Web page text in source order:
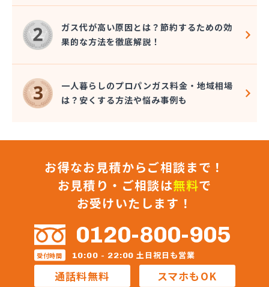
株式会社コザカヤ 春日井営業所
株式会社コジマガス
株式会社コジマガス ライフアップサポート
株式会社コンプロ産工
株式会社シェル石油豊橋LPG充填工場
株式会社しんせきプロパン部
株式会社スギサン化学
株式会社スマイルガステクノロジー
株式会社バンノ
株式会社フジプロ
株式会社フジプロ刈谷営業所
株式会社ホームガス東海
株式会社ホームガス東海 楽田ショップ
株式会社マルエイ名古屋支店
株式会社マルコー
株式会社マルハチ
株式会社マルマン
ガス代が高い原因とは？節約するための効
果的な方法を徹底解説！
一人暮らしのプロパンガス料金・地域相場
は？安くする方法や悩み事例も
お得なお見積からご相談まで！
お見積り・ご相談は無料で
お受けいたします！
0120-800-905
受付時間 10:00 - 22:00 土日祝日も営業
通話料無料 スマホもOK